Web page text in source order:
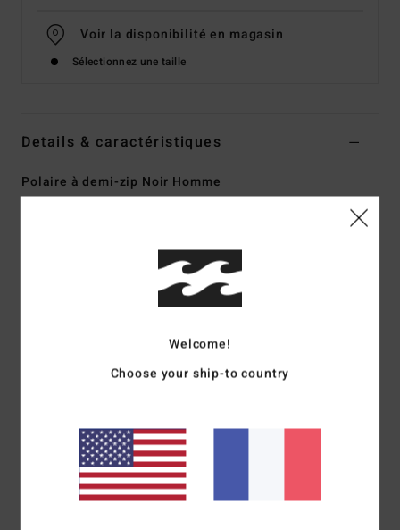
Voir la disponibilité en magasin
Sélectionnez une taille
Details & caractéristiques
Polaire à demi-zip Noir Homme
Adventure Division
mélange de polyester [300 g/m2]
partir de bouteilles en PET recyclées
Manches :manches longues
Fermeture :cordon élastique à la taille
poches :poches sur le devant
Logotage :Logo sérigraphié sur la poitrine et à la nuque
Welcome!
Choose your ship-to country